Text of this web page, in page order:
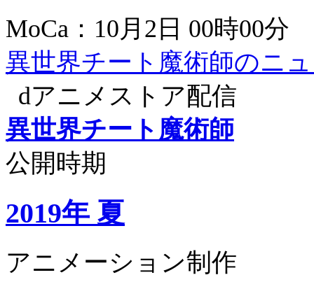
MoCa：10月2日 00時00分
異世界チート魔術師のニ
dアニメストア配信
異世界チート魔術師
公開時期
2019年 夏
アニメーション制作